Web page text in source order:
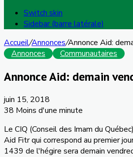
Switch skin
Sidebar (barre latérale)
Accueil/Annonces/Annonce Aid:
Annonces
Communautaires
Annonce Aid: demain
juin 15, 2018
38 Moins d'une minute
Le CIQ (Conseil des Imam du
Aid Fitr qui correspond au premier
1439 de l'hégire sera demain